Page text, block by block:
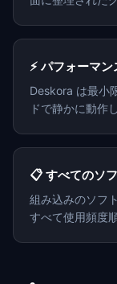
⚡ パフォーマ
Deskora は最小
ドで静かに動作
📋 すべてのソ
組み込みのソフ
すべて使用頻度